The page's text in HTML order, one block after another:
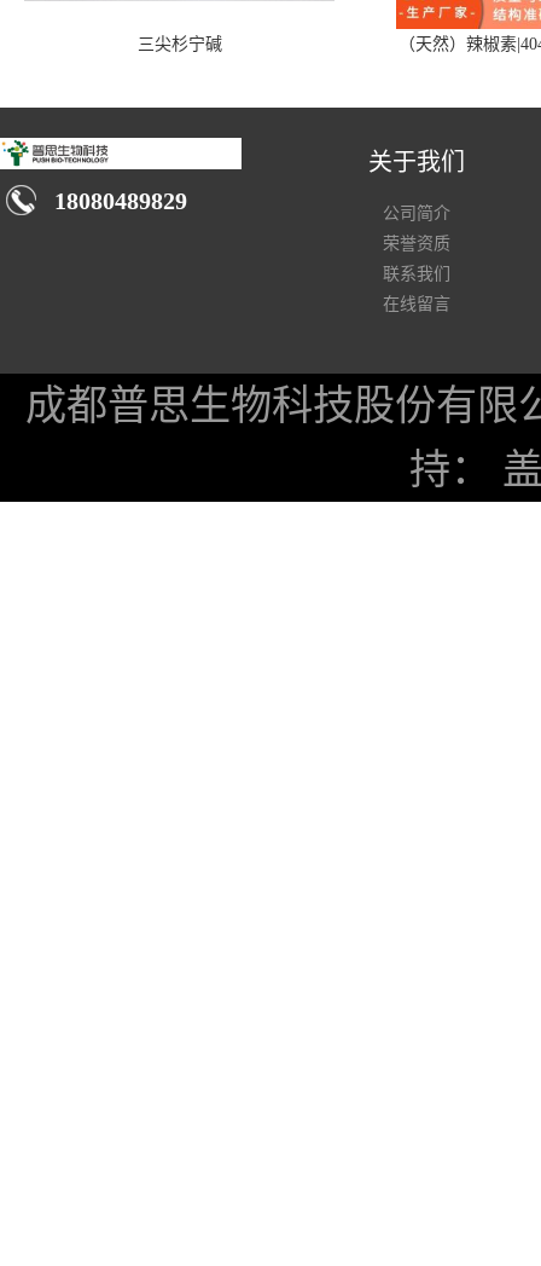
三尖杉宁碱 （天然）辣椒素
18080489829
关于我们
公司简介
荣誉资质
联系我们
在线留言
成都普思生物科技股份有限
持：